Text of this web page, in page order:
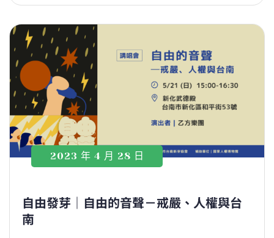
2023 年 4 月 28 日
自由發芽｜自由的音聲－戒嚴、人權與台
南